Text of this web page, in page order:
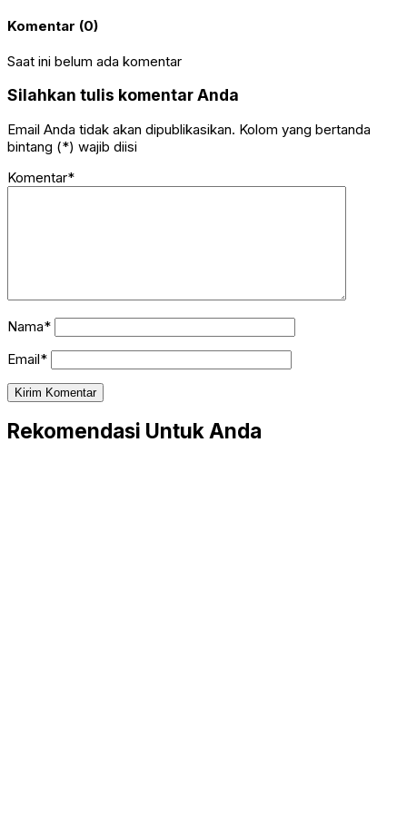
Komentar (0)
Saat ini belum ada komentar
Silahkan tulis komentar Anda
Email Anda tidak akan dipublikasikan. Kolom yang bertanda
bintang (*) wajib diisi
Komentar*
Nama*
Email*
Rekomendasi Untuk Anda